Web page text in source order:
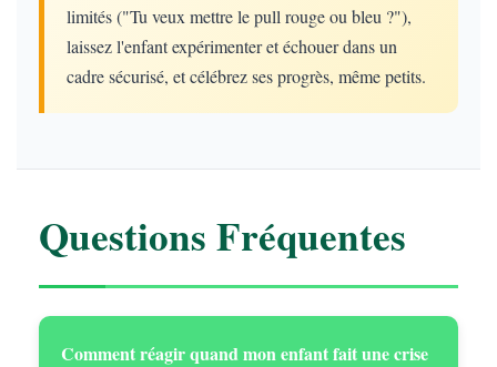
limités ("Tu veux mettre le pull rouge ou bleu ?"),
laissez l'enfant expérimenter et échouer dans un
cadre sécurisé, et célébrez ses progrès, même petits.
Questions Fréquentes
Comment réagir quand mon enfant fait une crise